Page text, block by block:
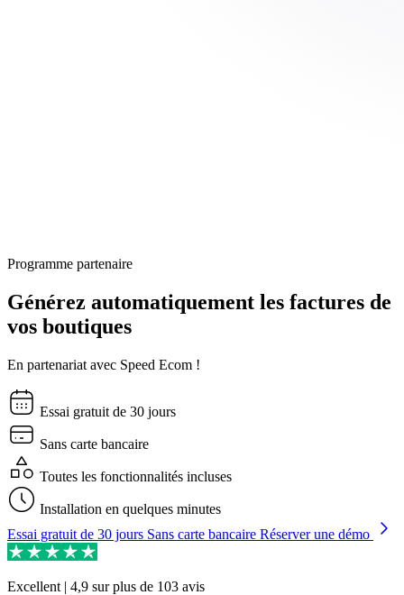
Programme partenaire
Générez automatiquement les factures de
vos boutiques
En partenariat avec Speed Ecom !
Essai gratuit de 30 jours
Sans carte bancaire
Toutes les fonctionnalités incluses
Installation en quelques minutes
Essai gratuit de 30 jours Sans carte bancaire Réserver une démo
Excellent | 4,9 sur plus de 103 avis